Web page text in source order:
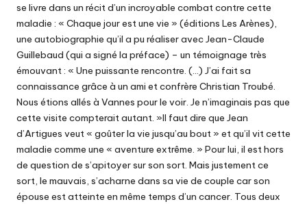
se livre dans un récit d’un incroyable combat contre cette
maladie : « Chaque jour est une vie » (éditions Les Arènes),
une autobiographie qu’il a pu réaliser avec Jean-Claude
Guillebaud (qui a signé la préface) – un témoignage très
émouvant : « Une puissante rencontre. (…) J’ai fait sa
connaissance grâce à un ami et confrère Christian Troubé.
Nous étions allés à Vannes pour le voir. Je n’imaginais pas que
cette visite compterait autant. »Il faut dire que Jean
d’Artigues veut « goûter la vie jusqu’au bout » et qu’il vit cette
maladie comme une « aventure extrême. » Pour lui, il est hors
de question de s’apitoyer sur son sort. Mais justement ce
sort, le mauvais, s’acharne dans sa vie de couple car son
épouse est atteinte en même temps d’un cancer. Tous deux